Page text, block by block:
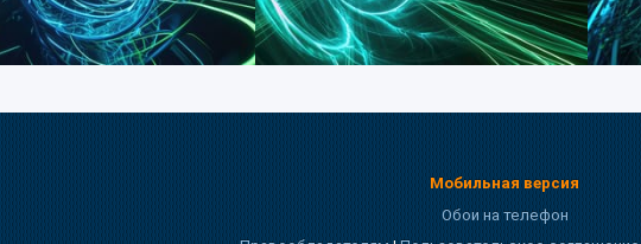
Мобильная версия
Обои на телефон